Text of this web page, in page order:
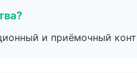
и приёмочный